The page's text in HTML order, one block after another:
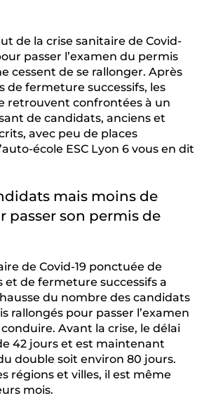
de la crise sanitaire de Covid-
passer l’examen du permis
cessent de se rallonger. Après
de fermeture successifs, les
retrouvent confrontées à un
de candidats, anciens et
avec peu de places
école ESC Lyon 6 vous en dit
mais moins de
passer son permis de
de Covid-19 ponctuée de
de fermeture successifs a
du nombre des candidats
rallongés pour passer l’examen
Avant la crise, le délai
42 jours et est maintenant
double soit environ 80 jours.
régions et villes, il est même
mois.